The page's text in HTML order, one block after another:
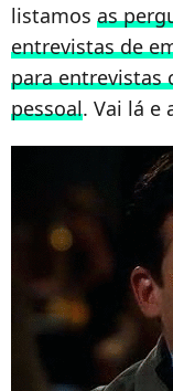
listamos as
entrevistas de
para entrevistas
pessoal. Vai lá e